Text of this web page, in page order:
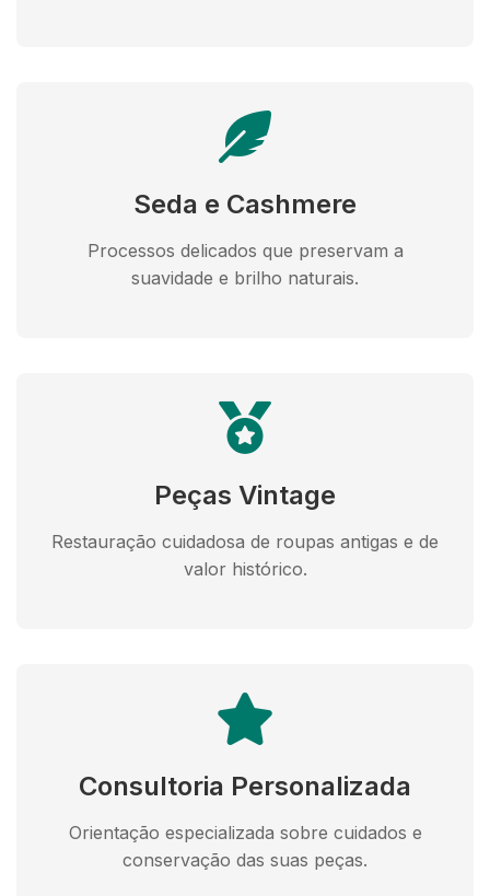
Seda e Cashmere
Processos delicados que preservam a
suavidade e brilho naturais.
Peças Vintage
Restauração cuidadosa de roupas antigas e de
valor histórico.
Consultoria Personalizada
Orientação especializada sobre cuidados e
conservação das suas peças.